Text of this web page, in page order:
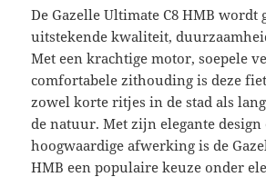
De Gazelle Ultimate C8 HMB wordt
uitstekende kwaliteit,
Met een krachtige motor, soepele
comfortabele zithouding is deze
zowel korte ritjes in de stad als
de natuur. Met zijn elegante design
hoogwaardige afwerking is de
HMB een populaire keuze onder